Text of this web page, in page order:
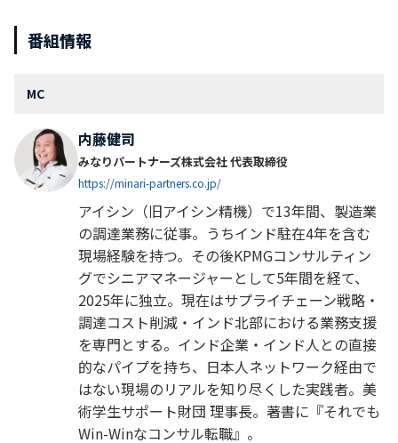
番組情報
MC
内藤健司
みなりパートナーズ株式会社 代表取締役
https://minari-partners.co.jp/
アイシン（旧アイシン精機）で13年間、製造業
の調達業務に従事。うちインド駐在4年を含む
現場経験を持つ。その後KPMGコンサルティン
グでシニアマネージャーとして5年間を経て、
2025年に独立。現在はサプライチェーン戦略・
調達コスト削減・インド北部における業務支援
を専門とする。インド企業・インド人との直接
的なパイプを持ち、日本人ネットワーク経由で
はない現場のリアルを知り尽くした実践者。美
術学生サポート財団 理事長。著書に『それでも
Win-Winなコンサル転職』。